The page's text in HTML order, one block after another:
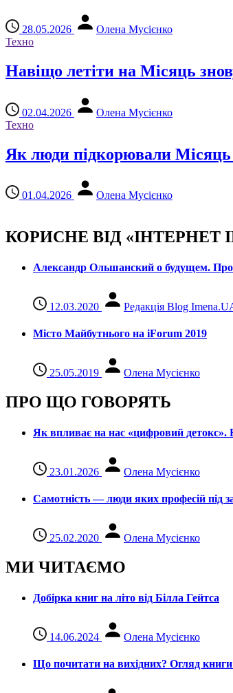
28.05.2026
Олена Мусієнко
Техно
Навіщо летіти на Місяць
02.04.2026
Олена Мусієнко
Техно
Як люди підкорювали Місяць
01.04.2026 Олена Мусієнко
КОРИСНЕ ВІД «ІНТЕРНЕТ
Александр Ольшанский о будущем.
12.03.2020 Редакція Blog
Місто Майбутнього на iForum 2019
25.05.2019 Олена Мусієнко
ПРО ЩО ГОВОРЯТЬ
Як впливає на нас «цифровий детокс».
23.01.2026 Олена Мусієнко
Самотність — люди яких професій під
25.02.2020 Олена Мусієнко
МИ ЧИТАЄМО
Добірка книг на літо від Білла Гейтса
14.06.2024 Олена Мусієнко
Що почитати на вихідних? Огляд